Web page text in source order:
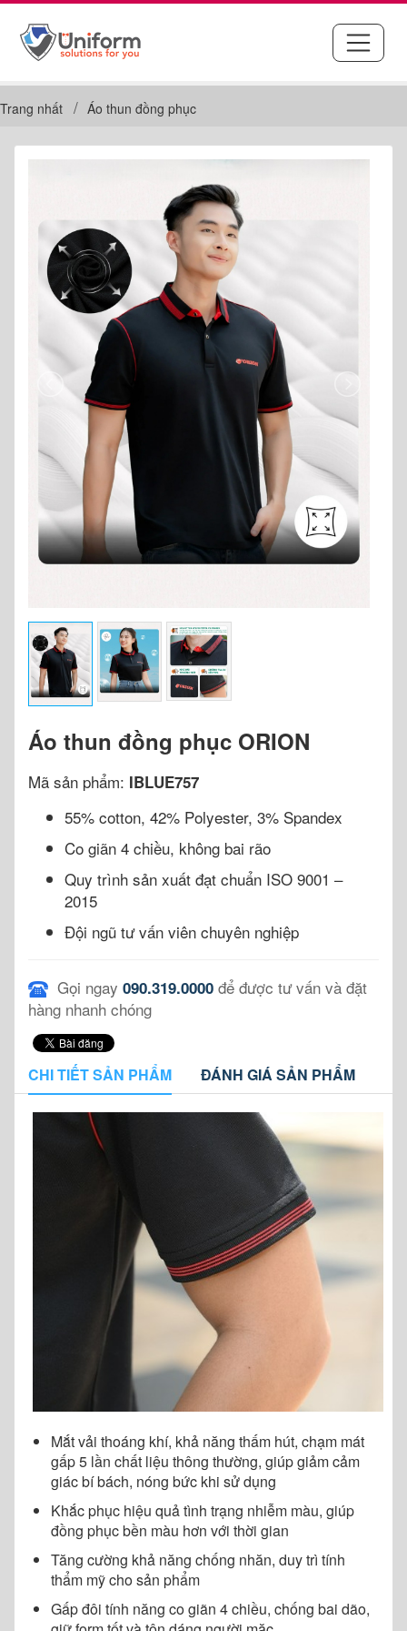
Trang nhất Áo thun đồng phục
Áo thun đồng phục ORION
Mã sản phẩm: IBLUE757
55% cotton, 42% Polyester, 3% Spandex
Co giãn 4 chiều, không bai rão
Quy trình sản xuất đạt chuẩn ISO 9001 –
2015
Đội ngũ tư vấn viên chuyên nghiệp
Gọi ngay 090.319.0000 để được tư vấn và đặt
hàng nhanh chóng
CHI TIẾT SẢN PHẨM ĐÁNH GIÁ SẢN PHẨM
Mắt vải thoáng khí, khả năng thấm hút, chạm mát
gấp 5 lần chất liệu thông thường, giúp giảm cảm
giác bí bách, nóng bức khi sử dụng
Khắc phục hiệu quả tình trạng nhiễm màu, giúp
đồng phục bền màu hơn với thời gian
Tăng cường khả năng chống nhăn, duy trì tính
thẩm mỹ cho sản phẩm
Gấp đôi tính năng co giãn 4 chiều, chống bai dão,